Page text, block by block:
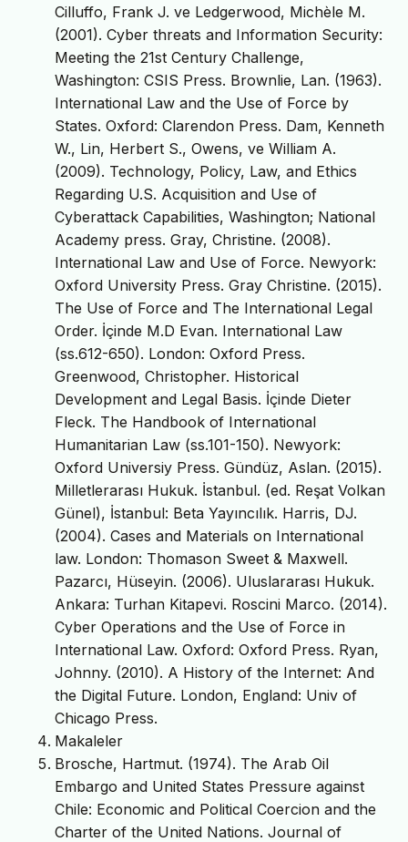
Cilluffo, Frank J. ve Ledgerwood, Michèle M.
(2001). Cyber threats and Information Security:
Meeting the 21st Century Challenge,
Washington: CSIS Press. Brownlie, Lan. (1963).
International Law and the Use of Force by
States. Oxford: Clarendon Press. Dam, Kenneth
W., Lin, Herbert S., Owens, ve William A.
(2009). Technology, Policy, Law, and Ethics
Regarding U.S. Acquisition and Use of
Cyberattack Capabilities, Washington; National
Academy press. Gray, Christine. (2008).
International Law and Use of Force. Newyork:
Oxford University Press. Gray Christine. (2015).
The Use of Force and The International Legal
Order. İçinde M.D Evan. International Law
(ss.612-650). London: Oxford Press.
Greenwood, Christopher. Historical
Development and Legal Basis. İçinde Dieter
Fleck. The Handbook of International
Humanitarian Law (ss.101-150). Newyork:
Oxford Universiy Press. Gündüz, Aslan. (2015).
Milletlerarası Hukuk. İstanbul. (ed. Reşat Volkan
Günel), İstanbul: Beta Yayıncılık. Harris, DJ.
(2004). Cases and Materials on International
law. London: Thomason Sweet & Maxwell.
Pazarcı, Hüseyin. (2006). Uluslararası Hukuk.
Ankara: Turhan Kitapevi. Roscini Marco. (2014).
Cyber Operations and the Use of Force in
International Law. Oxford: Oxford Press. Ryan,
Johnny. (2010). A History of the Internet: And
the Digital Future. London, England: Univ of
Chicago Press.
Makaleler
Brosche, Hartmut. (1974). The Arab Oil
Embargo and United States Pressure against
Chile: Economic and Political Coercion and the
Charter of the United Nations. Journal of